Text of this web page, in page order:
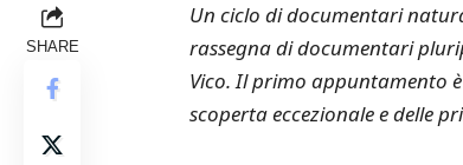
SHARE
Un ciclo di documentari
rassegna di documentari
Vico. Il primo appuntamento
scoperta eccezionale e delle